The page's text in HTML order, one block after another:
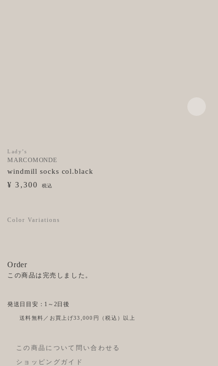
Lady’s
MARCOMONDE
windmill socks col.black
¥ 3,300 税込
Color Variations
Order
この商品は完売しました。
発送日目安：1～2日後
送料無料／お買上げ33,000円（税込）以上
この商品について問い合わせる
ショッピングガイド